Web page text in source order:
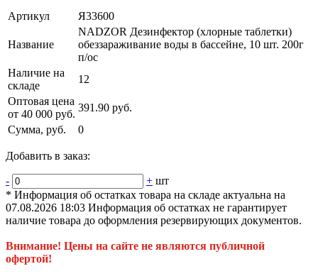
Артикул Я33600
Название
NADZOR Дезинфектор (хлорные таблетки)
обеззараживание воды в бассейне, 10 шт. 200г
п/ос
Наличие на
складе
12
Оптовая цена
от 40 000 руб.
391.90 руб.
Сумма, руб.
0
Добавить в заказ:
- + шт
* Информация об остатках товара на складе актуальна на
07.08.2026 18:03 Информация об остатках не гарантирует
наличие товара до оформления резервирующих документов.
Внимание! Цены на сайте не являются публичной
офертой!